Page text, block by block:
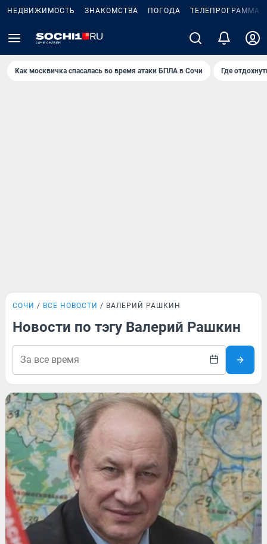
НЕДВИЖИМОСТЬ ЗНАКОМСТВА ПОГОДА ТЕЛЕПРОГРАММА
Как москвичка спасалась во время атаки БПЛА в Сочи Где
СОЧИ ВСЕ НОВОСТИ ВАЛЕРИЙ РАШКИН
Новости по тэгу Валерий Рашкин